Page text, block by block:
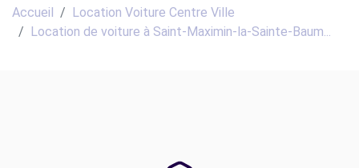
Accueil
Location Voiture Centre Ville
Location de voiture à Saint-Maximin-la-Sainte-Baum...